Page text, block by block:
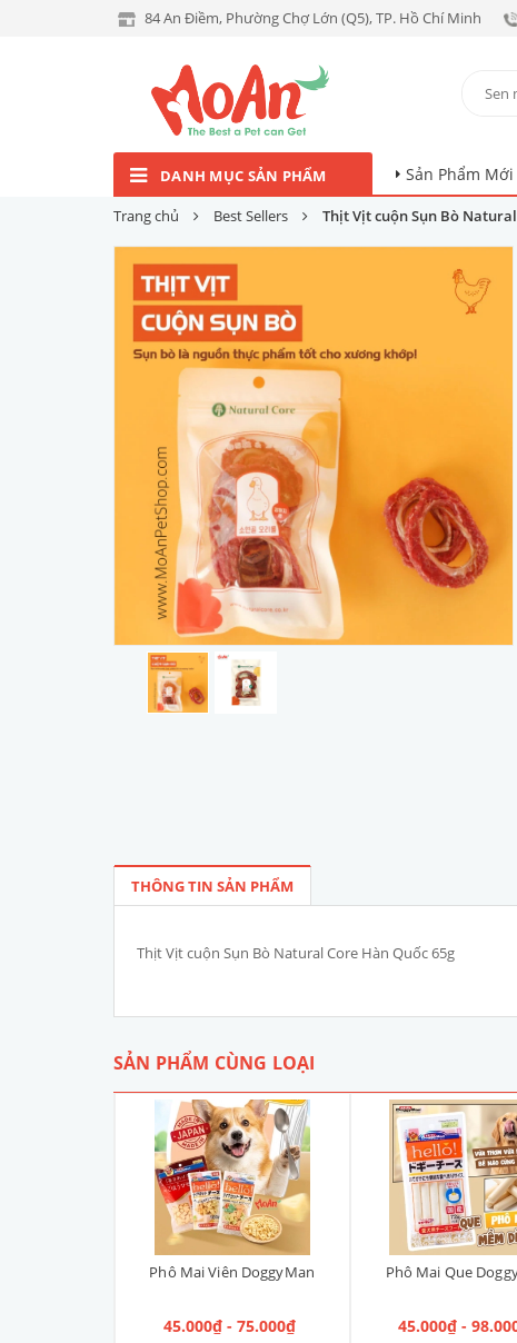
84 An Điềm, Phường Chợ Lớn (Q5), TP. Hồ Chí Minh
DANH MỤC SẢN PHẨM Sản Phẩm Mới
Trang chủ Best Sellers Thịt Vịt cuộn Sụn Bò
THÔNG TIN SẢN PHẨM
Thịt Vịt cuộn Sụn Bò Natural Core Hàn Quốc 65g
SẢN PHẨM CÙNG LOẠI
Phô Mai Viên DoggyMan
45.000₫ - 75.000₫
Phô Mai Que
45.000₫ -